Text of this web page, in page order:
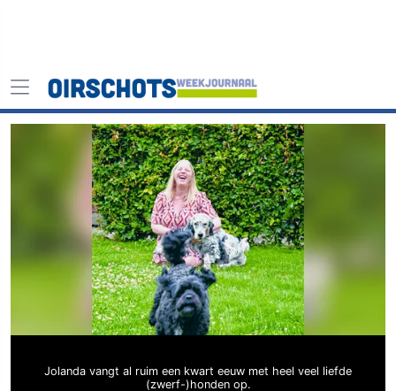
Jolanda vangt al ruim een kwart eeuw met heel veel liefde
(zwerf-)honden op.